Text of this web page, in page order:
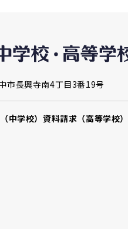
市長興寺南4丁目3番19号
中学校）資料請求（高等学校）